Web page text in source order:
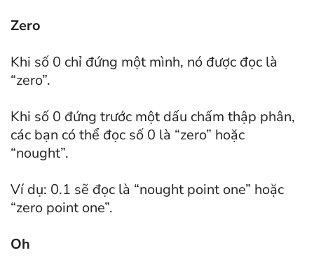
Zero
Khi số 0 chỉ đứng một mình, nó được đọc là
“zero”.
Khi số 0 đứng trước một dấu chấm thập phân,
các bạn có thể đọc số 0 là “zero” hoặc
“nought”.
Ví dụ: 0.1 sẽ đọc là “nought point one” hoặc
“zero point one”.
Oh